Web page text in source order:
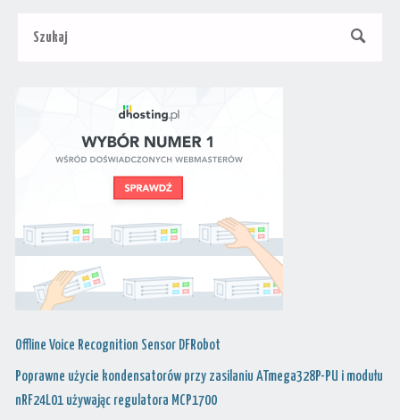
SZUKAJ
Offline Voice Recognition Sensor DFRobot
Poprawne użycie kondensatorów przy zasilaniu ATmega328P-PU i modułu
nRF24L01 używając regulatora MCP1700